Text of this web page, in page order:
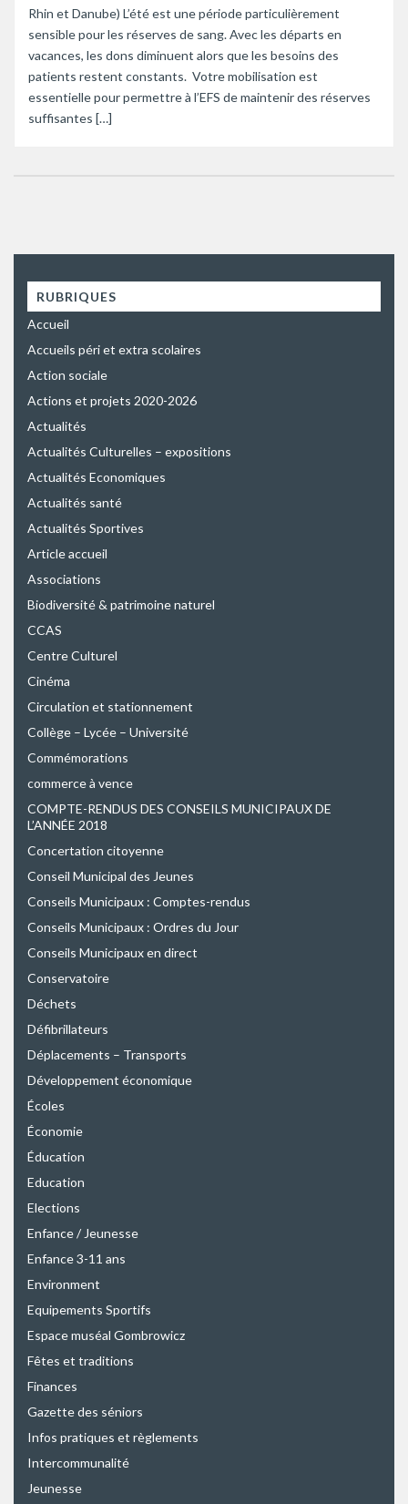
Rhin et Danube) L’été est une période particulièrement
sensible pour les réserves de sang. Avec les départs en
vacances, les dons diminuent alors que les besoins des
patients restent constants. Votre mobilisation est
essentielle pour permettre à l’EFS de maintenir des réserves
suffisantes […]
RUBRIQUES
Accueil
Accueils péri et extra scolaires
Action sociale
Actions et projets 2020-2026
Actualités
Actualités Culturelles – expositions
Actualités Economiques
Actualités santé
Actualités Sportives
Article accueil
Associations
Biodiversité & patrimoine naturel
CCAS
Centre Culturel
Cinéma
Circulation et stationnement
Collège – Lycée – Université
Commémorations
commerce à vence
COMPTE-RENDUS DES CONSEILS MUNICIPAUX DE
L’ANNÉE 2018
Concertation citoyenne
Conseil Municipal des Jeunes
Conseils Municipaux : Comptes-rendus
Conseils Municipaux : Ordres du Jour
Conseils Municipaux en direct
Conservatoire
Déchets
Défibrillateurs
Déplacements – Transports
Développement économique
Écoles
Économie
Éducation
Education
Elections
Enfance / Jeunesse
Enfance 3-11 ans
Environment
Equipements Sportifs
Espace muséal Gombrowicz
Fêtes et traditions
Finances
Gazette des séniors
Infos pratiques et règlements
Intercommunalité
Jeunesse